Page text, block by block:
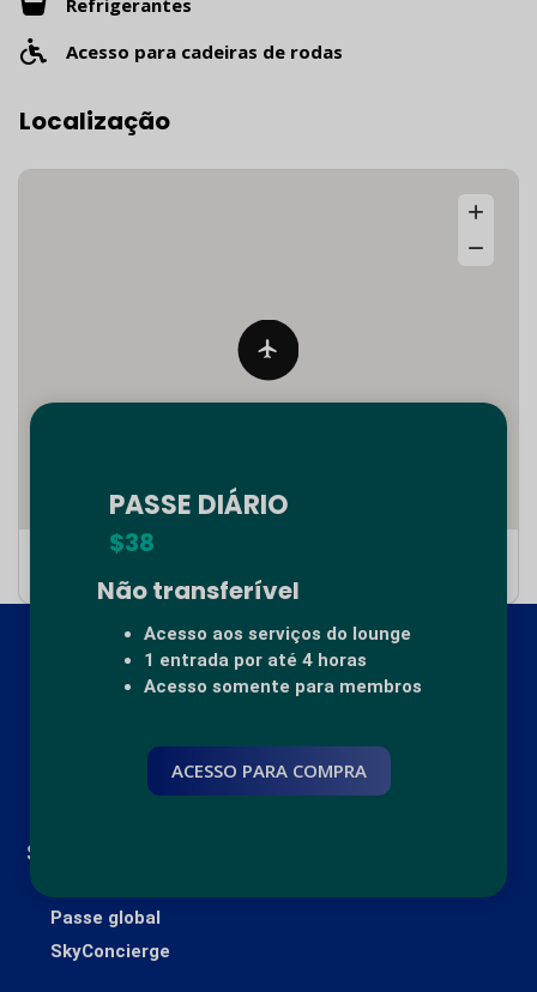
Acesso para cadeiras de rodas
Localização
Sobre
Passe global
SkyConcierge
PASSE DIÁRIO
$38
Não transferível
Acesso aos serviços do lounge
1 entrada por até 4 horas
Acesso somente para membros
ACESSO PARA COMPRA